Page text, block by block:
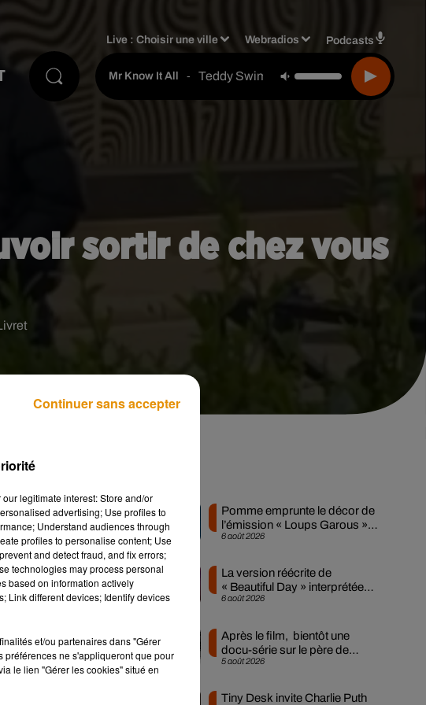
Live :Choisir une ville Webradios Podcasts
Mr Know It All - Teddy Swims
sortir de chez vous
17
aider un
sortie.
6 août 2026
Pomme emprunte le décor de
l’émission « Loups Garous »
pour son...
6 août 2026
La version réécrite de
« Beautiful Day » interprétée
lors des...
5 août 2026
Après le film, bientôt une
docu-série sur le père de
Michael Jackson
Tiny Desk invite Charlie Puth
legitimate interest: Store and/or
advertising; Use profiles to
Understand audiences through
profiles to personalise content; Use
and detect fraud, and fix errors;
technologies may process personal
based on information actively
Link different devices; Identify devices
et/ou partenaires dans "Gérer
préférences ne s'appliqueront que pour
le lien "Gérer les cookies" situé en
Continuer sans accepter